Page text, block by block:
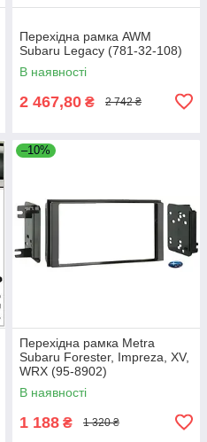
Перехідна рамка AWM
Subaru Legacy (781-32-108)
В наявності
2 467,80 ₴ 2 742 ₴
–10%
Перехідна рамка Metra
Subaru Forester, Impreza, XV,
WRX (95-8902)
В наявності
1 188 ₴ 1 320 ₴